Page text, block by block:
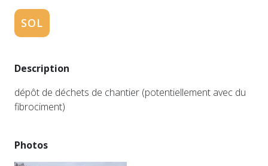
SOL
Description
dépôt de déchets de chantier (potentiellement avec du
fibrociment)
Photos